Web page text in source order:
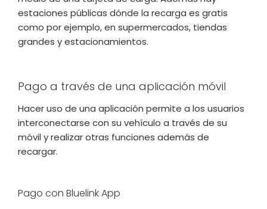
estaciones públicas dónde la recarga es gratis
como por ejemplo, en supermercados, tiendas
grandes y estacionamientos.
Pago a través de una aplicación móvil
Hacer uso de una aplicación permite a los usuarios
interconectarse con su vehículo a través de su
móvil y realizar otras funciones además de
recargar.
Pago con Bluelink App